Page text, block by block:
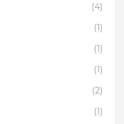
(4)
(1)
(1)
(1)
(2)
(1)